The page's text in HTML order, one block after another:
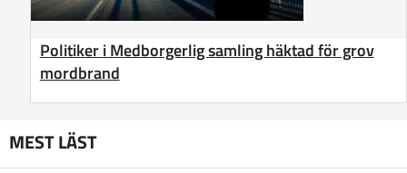
Politiker i Medborgerlig samling häktad för grov
mordbrand
MEST LÄST